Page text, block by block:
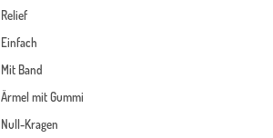
Relief
Einfach
Mit Band
Ärmel mit Gummi
Null-Kragen